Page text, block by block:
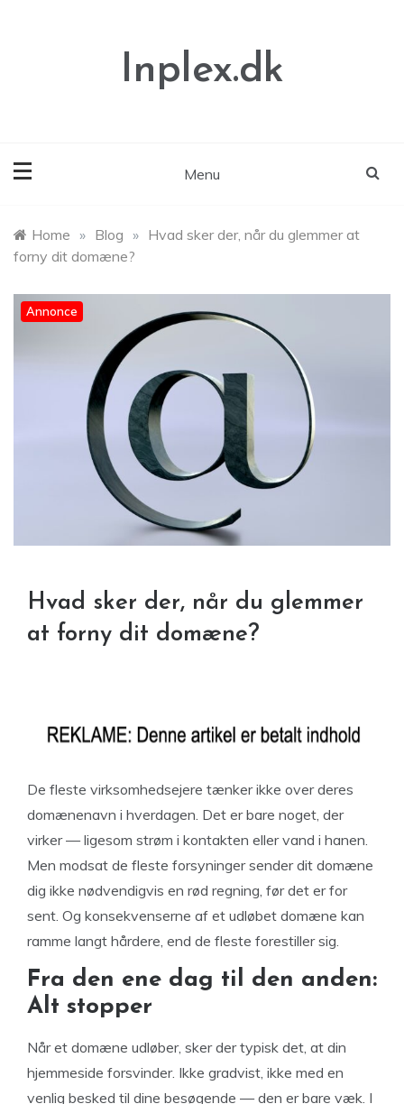
Inplex.dk
Menu
Home » Blog » Hvad sker der, når du glemmer at
forny dit domæne?
Annonce
Hvad sker der, når du glemmer
at forny dit domæne?
De fleste virksomhedsejere tænker ikke over deres
domænenavn i hverdagen. Det er bare noget, der
virker — ligesom strøm i kontakten eller vand i hanen.
Men modsat de fleste forsyninger sender dit domæne
dig ikke nødvendigvis en rød regning, før det er for
sent. Og konsekvenserne af et udløbet domæne kan
ramme langt hårdere, end de fleste forestiller sig.
Fra den ene dag til den anden:
Alt stopper
Når et domæne udløber, sker der typisk det, at din
hjemmeside forsvinder. Ikke gradvist, ikke med en
venlig besked til dine besøgende — den er bare væk. I